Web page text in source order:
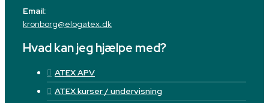
Email:
kronborg@elogatex.dk
Hvad kan jeg hjælpe med?
ATEX APV
ATEX kurser / undervisning